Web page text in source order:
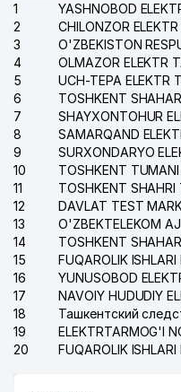
1
2
3
4
5
6
7
8
9
10
11
12
13
O'ZBEKTELEKOM AJ
14
15
16
17
18
19
20